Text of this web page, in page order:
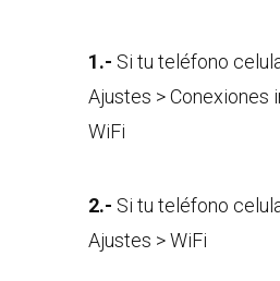
1.- Si tu teléfono
Ajustes > Conexiones
WiFi
2.- Si tu teléfono
Ajustes > WiFi